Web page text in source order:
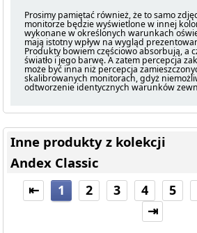
Prosimy pamiętać również, że to samo
monitorze będzie wyświetlone w innej
wykonane w określonych warunkach
mają istotny wpływ na wygląd
Produkty bowiem częściowo absorbują, a
światło i jego barwę. A zatem percepcja
może być inna niż percepcja
skalibrowanych monitorach, gdyż
odtworzenie identycznych warunków
Inne produkty z kolekcji
Andex Classic
⇤ 1 2 3 4 5
⇥